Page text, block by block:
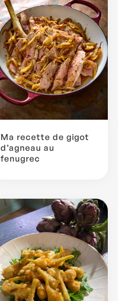
Ma recette de gigot
d’agneau au
fenugrec